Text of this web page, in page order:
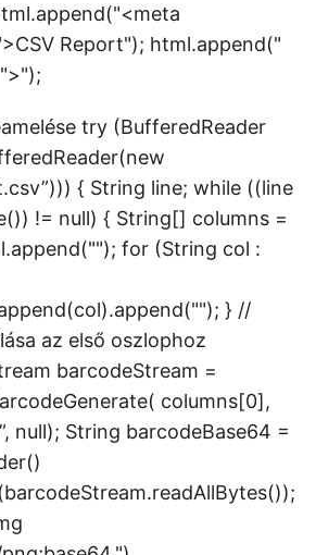
<meta
CSV Report"); html.append("
try (BufferedReader
{ String line; while ((line
!= null) { String[] columns =
"); for (String col :
"); } //
az első oszlophoz
barcodeStream =
columns[0],
null); String barcodeBase64 =